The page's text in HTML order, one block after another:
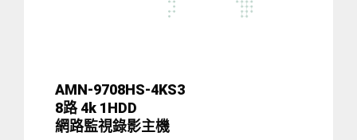
AMN-9708HS-4KS3
8路 4k 1HDD
網路監視錄影主機